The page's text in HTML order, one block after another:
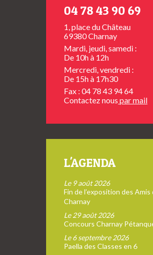
04 78 43 90 69
1, place du Château
69380 Charnay
Mardi, jeudi, samedi :
De 10h à 12h
Mercredi, vendredi :
De 15h à 17h30
Fax : 04 78 43 94 64
Contactez nous par mail
L'AGENDA
Le 9 août 2026
Fin de l’exposition des Amis
Charnay
Le 29 août 2026
Concours Charnay
Le 6 septembre 2026
Paella des Classes en 6